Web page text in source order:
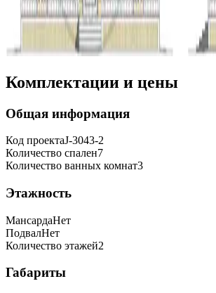
Комплектации и цены
Общая информация
Код проектаJ-3043-2
Количество спален7
Количество ванных комнат3
Этажность
МансардаНет
ПодвалНет
Количество этажей2
Габариты